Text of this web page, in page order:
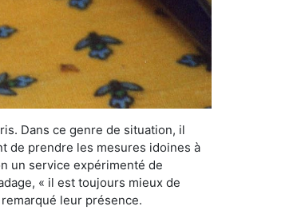
Dans ce genre de situation, il
de prendre les mesures idoines à
un service expérimenté de
« il est toujours mieux de
leur présence.